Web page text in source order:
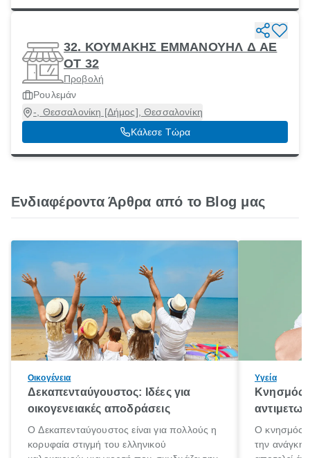
32. ΚΟΥΜΑΚΗΣ ΕΜΜΑΝΟΥΗΛ Δ ΑΕ
ΟΤ 32
Προβολή
Ρουλεμάν
-, Θεσσαλονίκη [Δήμος], Θεσσαλονίκη
Κάλεσε Τώρα
Ενδιαφέροντα Άρθρα από το Blog μας
Οικογένεια
Δεκαπενταύγουστος: Ιδέες για
οικογενειακές αποδράσεις
Ο Δεκαπενταύγουστος είναι για πολλούς η
κορυφαία στιγμή του ελληνικού
Υγεία
Κνησμός:
Ο κνησμός
την ανάγκη